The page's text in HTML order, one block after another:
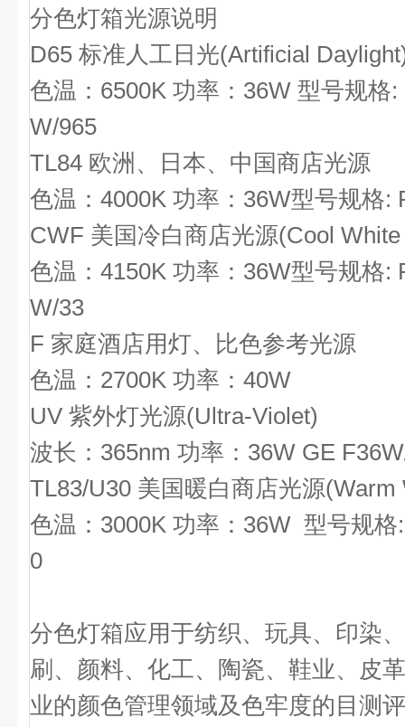
分色灯箱光源说明
D65 标准人工日光(Artificial
色温：6500K 功率：36W 型号规格:
W/965
TL84 欧洲、日本、中国商店光源
色温：4000K 功率：36W型号规格:
CWF 美国冷白商店光源(Cool
色温：4150K 功率：36W型号规格:
W/33
F 家庭酒店用灯、比色参考光源
色温：2700K 功率：40W
UV 紫外灯光源(Ultra-Violet)
波长：365nm 功率：36W GE
TL83/U30 美国暖白商店光源(Warm
色温：3000K 功率：36W 型号规格:
0
分色灯箱应用于纺织、玩具、印染
刷、颜料、化工、陶瓷、鞋业、皮
业的颜色管理领域及色牢度的目测